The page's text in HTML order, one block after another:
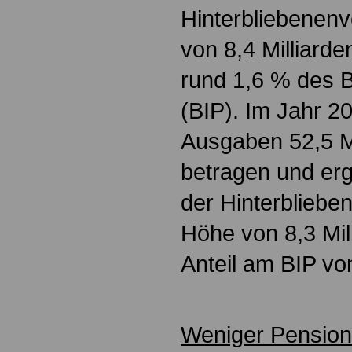
von 8,4
rund 1,6 % des
(BIP). Im Jahr
Ausgaben 52,5
betragen und
der
Höhe von 8,3
Anteil am BIP
Weniger